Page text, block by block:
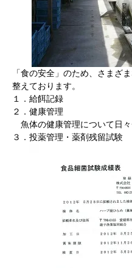
「食の安全」のため、さまざ
整えております。
１．給餌記録
２．健康管理
魚体の健康管理について日々
３．投薬管理・薬剤残留試験